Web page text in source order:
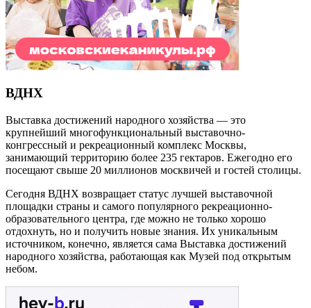
ВДНХ
Выставка достижений народного хозяйства — это
крупнейший многофункциональный выставочно-
конгрессный и рекреационный комплекс Москвы,
занимающий территорию более 235 гектаров. Ежегодно его
посещают свыше 20 миллионов москвичей и гостей столицы.
Сегодня ВДНХ возвращает статус лучшей выставочной
площадки страны и самого популярного рекреационно-
образовательного центра, где можно не только хорошо
отдохнуть, но и получить новые знания. Их уникальным
источником, конечно, является сама Выставка достижений
народного хозяйства, работающая как Музей под открытым
небом.